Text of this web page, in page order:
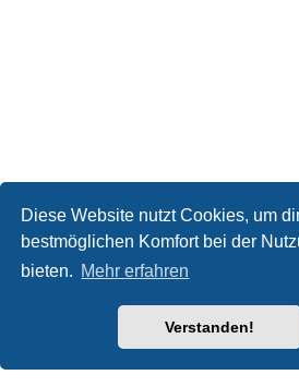
Diese Website nutzt Cookies, um
bestmöglichen Komfort bei der
bieten. Mehr erfahren
Verstanden!